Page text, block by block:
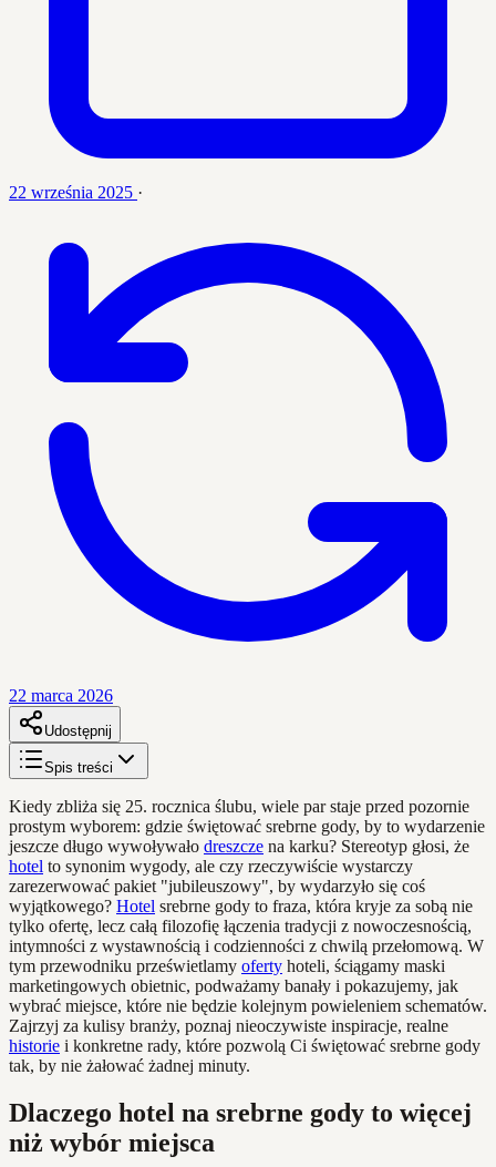
22 września 2025 ·
22 marca 2026
Udostępnij
Spis treści
Kiedy zbliża się 25. rocznica ślubu, wiele par staje przed pozornie
prostym wyborem: gdzie świętować srebrne gody, by to wydarzenie
jeszcze długo wywoływało dreszcze na karku? Stereotyp głosi, że
hotel to synonim wygody, ale czy rzeczywiście wystarczy
zarezerwować pakiet "jubileuszowy", by wydarzyło się coś
wyjątkowego? Hotel srebrne gody to fraza, która kryje za sobą nie
tylko ofertę, lecz całą filozofię łączenia tradycji z nowoczesnością,
intymności z wystawnością i codzienności z chwilą przełomową. W
tym przewodniku prześwietlamy oferty hoteli, ściągamy maski
marketingowych obietnic, podważamy banały i pokazujemy, jak
wybrać miejsce, które nie będzie kolejnym powieleniem schematów.
Zajrzyj za kulisy branży, poznaj nieoczywiste inspiracje, realne
historie i konkretne rady, które pozwolą Ci świętować srebrne gody
tak, by nie żałować żadnej minuty.
Dlaczego hotel na srebrne gody to więcej
niż wybór miejsca